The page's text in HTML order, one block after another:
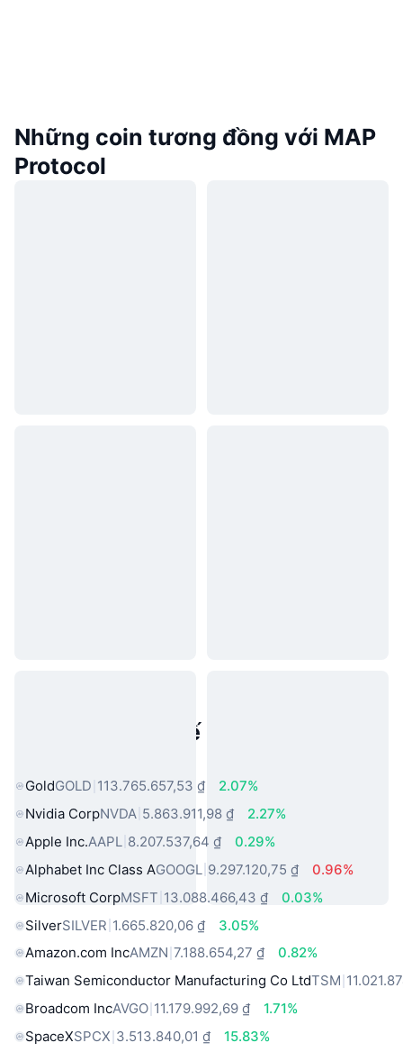
Những coin tương đồng với MAP
Protocol
Tài sản trong thế giới thực phổ
GoldGOLD 113.765.657,53 ₫
2.07%
Nvidia CorpNVDA 5.863.911,98 ₫
2.27%
Apple Inc.AAPL 8.207.537,64 ₫
0.29%
Alphabet Inc Class AGOOGL 9.297.120,75 ₫
0.96%
Microsoft CorpMSFT 13.088.466,43 ₫
0.03%
SilverSILVER 1.665.820,06 ₫
3.05%
Amazon.com IncAMZN 7.188.654,27 ₫
0.82%
Taiwan Semiconductor Manufacturing Co LtdTSM
Broadcom IncAVGO 11.179.992,69 ₫
1.71%
SpaceXSPCX 3.513.840,01 ₫
15.83%